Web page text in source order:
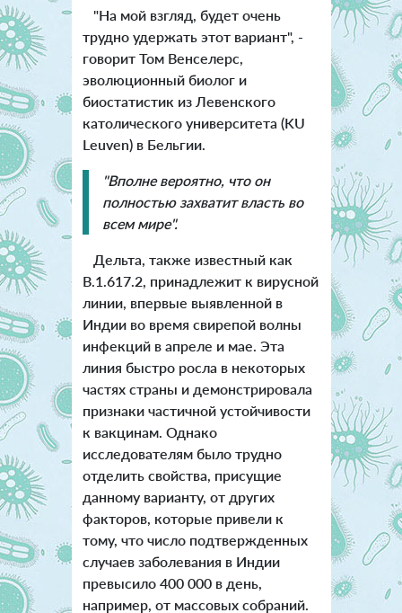
"На мой взгляд, будет очень
трудно удержать этот вариант", -
говорит Том Венселерс,
эволюционный биолог и
биостатистик из Левенского
католического университета (KU
Leuven) в Бельгии.
"Вполне вероятно, что он
полностью захватит власть во
всем мире".
Дельта, также известный как
B.1.617.2, принадлежит к вирусной
линии, впервые выявленной в
Индии во время свирепой волны
инфекций в апреле и мае. Эта
линия быстро росла в некоторых
частях страны и демонстрировала
признаки частичной устойчивости
к вакцинам. Однако
исследователям было трудно
отделить свойства, присущие
данному варианту, от других
факторов, которые привели к
тому, что число подтвержденных
случаев заболевания в Индии
превысило 400 000 в день,
например, от массовых собраний.